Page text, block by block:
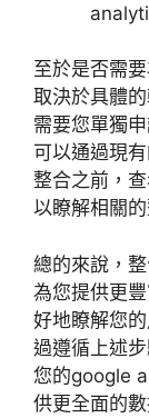
至於是否需
取決於具體
需要您單獨
可以通過現
整合之前，
以瞭解相關
總的來說，
為您提供更
好地瞭解您
過遵循上述
您的google
供更全面的